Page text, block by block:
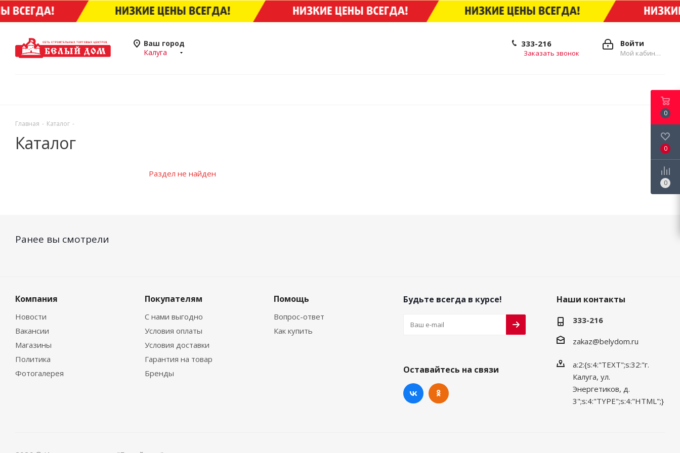
Ваш город
Калуга
Войти
Мой кабинет
333-216
Заказать звонок
Главная - Каталог -
Каталог
Раздел не найден
Ранее вы смотрели
Компания
Новости
Вакансии
Магазины
Политика
Фотогалерея
Покупателям
С нами выгодно
Условия оплаты
Условия доставки
Гарантия на товар
Бренды
Помощь
Вопрос-ответ
Как купить
Будьте всегда в курсе!
Оставайтесь на связи
Наши контакты
333-216
zakaz@belydom.ru
a:2:{s:4:"TEXT";s:32:"г.
Калуга, ул.
Энергетиков, д.
3";s:4:"TYPE";s:4:"HTML";}
0
0
0